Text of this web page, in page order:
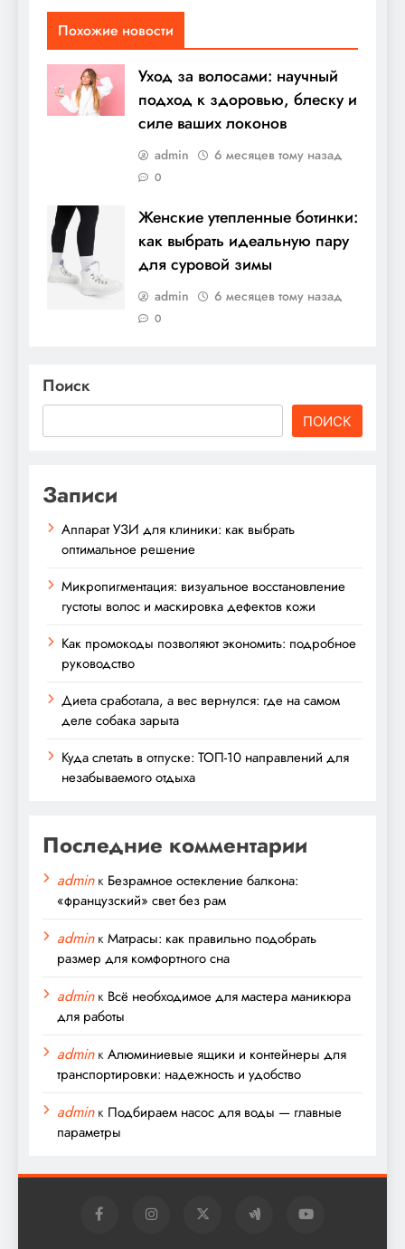
Похожие новости
Уход за волосами: научный
подход к здоровью, блеску и
силе ваших локонов
admin 6 месяцев тому назад
0
Женские утепленные ботинки:
как выбрать идеальную пару
для суровой зимы
admin 6 месяцев тому назад
0
Поиск
ПОИСК
Записи
Аппарат УЗИ для клиники: как выбрать
оптимальное решение
Микропигментация: визуальное восстановление
густоты волос и маскировка дефектов кожи
Как промокоды позволяют экономить: подробное
руководство
Диета сработала, а вес вернулся: где на самом
деле собака зарыта
Куда слетать в отпуске: ТОП-10 направлений для
незабываемого отдыха
Последние комментарии
adminк Безрамное остекление балкона:
«французский» свет без рам
adminкМатрасы: как правильно подобрать
размер для комфортного сна
adminк Всё необходимое для мастера маникюра
для работы
adminкАлюминиевые ящики и контейнеры для
транспортировки: надежность и удобство
adminк Подбираем насос для воды — главные
параметры